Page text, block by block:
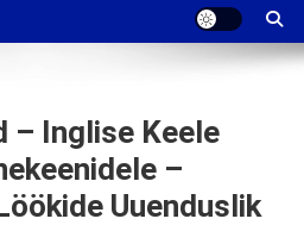
– Inglise Keele
–
Uuenduslik